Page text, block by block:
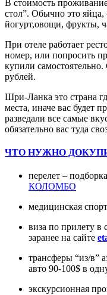
В стоимость
стол”. Обычно это
йогурт,овощи, фрукты,
При отеле работает
номер, или попросить
купили
рублей.
Шри-Ланка это страна
места, иначе вас будет
разведали все самые
обязательно вас туда
ЧТО НУЖНО
перелет –
КОЛОМБО
медицинская
виза по прилету
заранее на сайте
трансферы “из/в”
авто 90-100$ в
экскурсионная